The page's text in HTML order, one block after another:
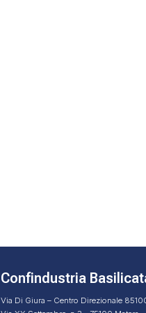
Confindustria
Via Di Giura – Centro Direzionale